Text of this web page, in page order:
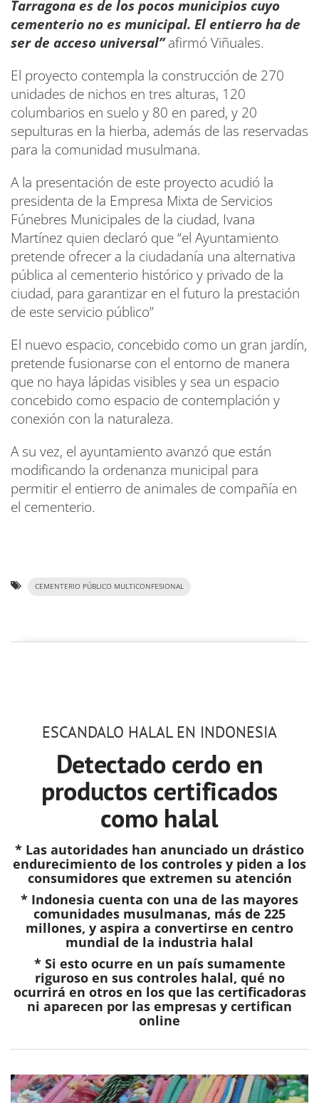
Tarragona es de los pocos municipios cuyo
cementerio no es municipal. El entierro ha de
ser de acceso universal”afirmó Viñuales.
El proyecto contempla la construcción de 270
unidades de nichos en tres alturas, 120
columbarios en suelo y 80 en pared, y 20
sepulturas en la hierba, además de las reservadas
para la comunidad musulmana.
A la presentación de este proyecto acudió la
presidenta de la Empresa Mixta de Servicios
Fúnebres Municipales de la ciudad, Ivana
Martínez quien declaró que “el Ayuntamiento
pretende ofrecer a la ciudadanía una alternativa
pública al cementerio histórico y privado de la
ciudad, para garantizar en el futuro la prestación
de este servicio público”
El nuevo espacio, concebido como un gran jardín,
pretende fusionarse con el entorno de manera
que no haya lápidas visibles y sea un espacio
concebido como espacio de contemplación y
conexión con la naturaleza.
A su vez, el ayuntamiento avanzó que están
modificando la ordenanza municipal para
permitir el entierro de animales de compañía en
el cementerio.
CEMENTERIO PÚBLICO MULTICONFESIONAL
ESCANDALO HALAL EN INDONESIA
Detectado cerdo en
productos certificados
como halal
* Las autoridades han anunciado un drástico
endurecimiento de los controles y piden a los
consumidores que extremen su atención
* Indonesia cuenta con una de las mayores
comunidades musulmanas, más de 225
millones, y aspira a convertirse en centro
mundial de la industria halal
* Si esto ocurre en un país sumamente
riguroso en sus controles halal, qué no
ocurrirá en otros en los que las certificadoras
ni aparecen por las empresas y certifican
online